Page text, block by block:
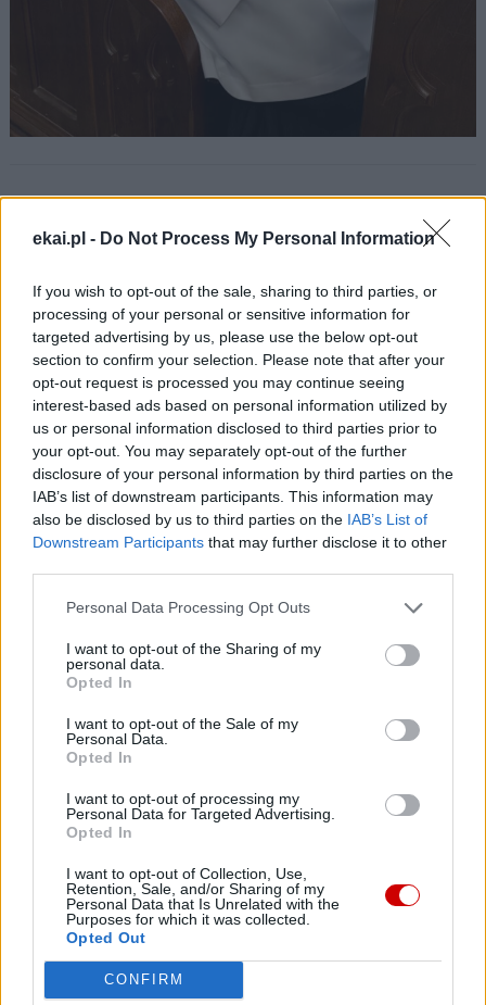
ekai.pl - Do Not Process My Personal Information
If you wish to opt-out of the sale, sharing to third parties, or
processing of your personal or sensitive information for
targeted advertising by us, please use the below opt-out
section to confirm your selection. Please note that after your
opt-out request is processed you may continue seeing
interest-based ads based on personal information utilized by
us or personal information disclosed to third parties prior to
your opt-out. You may separately opt-out of the further
disclosure of your personal information by third parties on the
IAB’s list of downstream participants. This information may
also be disclosed by us to third parties on the IAB’s List of
Downstream Participants that may further disclose it to other
Personal Data Processing Opt Outs
I want to opt-out of the Sharing of my
personal data.
Opted In
I want to opt-out of the Sale of my
Personal Data.
Opted In
I want to opt-out of processing my
Personal Data for Targeted Advertising.
Opted In
I want to opt-out of Collection, Use,
Retention, Sale, and/or Sharing of my
Personal Data that Is Unrelated with the
Purposes for which it was collected.
Opted Out
CONFIRM
Drogi Czytelniku,
cieszymy się, że odwiedzasz nasz portal. Jesteśmy
tu dla Ciebie!
Każdego dnia publikujemy najważniejsze
informacje z życia Kościoła w Polsce i na świecie.
Jednak bez Twojej pomocy sprostanie temu
zadaniu będzie coraz trudniejsze.
Dlatego prosimy Cię owsparcie portalu eKAI.pl za
pośrednictwem serwisu Patronite.
TwitterMessenger
Link
Wersja do druku
BP PIOTR KLESZCZ KRYZYS